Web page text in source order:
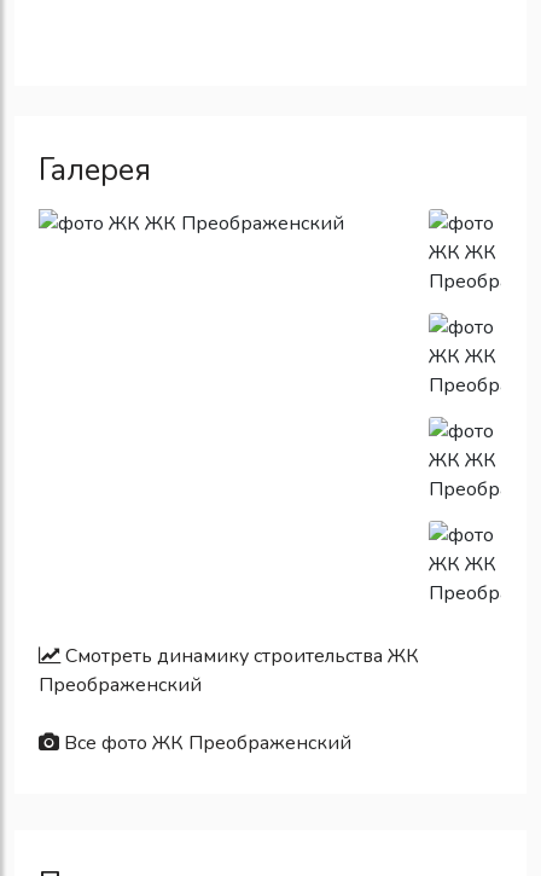
Галерея
Смотреть динамику строительства ЖК
Преображенский
Все фото ЖК Преображенский